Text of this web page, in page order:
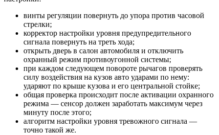
винты регуляции повернуть до упора против часовой
стрелки;
корректор настройки уровня предупредительного
сигнала повернуть на треть хода;
открыть дверь в салон автомобиля и отключить
охранный режим противоугонной системы;
при каждом следующем повороте рычагов проверять
силу воздействия на кузов авто ударами по нему:
ударяют по крыше кузова и его центральной стойке;
общая проверка происходит после активации охранного
режима — сенсор должен заработать максимум через
минуту после этого;
алгоритм настройки уровня тревожного сигнала —
точно такой же.